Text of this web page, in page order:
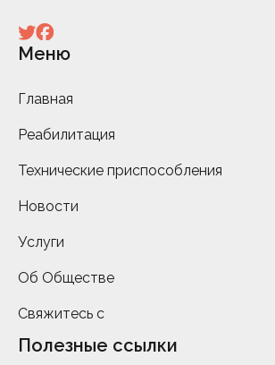
Меню
Главная
Реабилитация
Технические приспособления
Новости
Услуги
Об Обществе
Свяжитесь с
Полезные ссылки